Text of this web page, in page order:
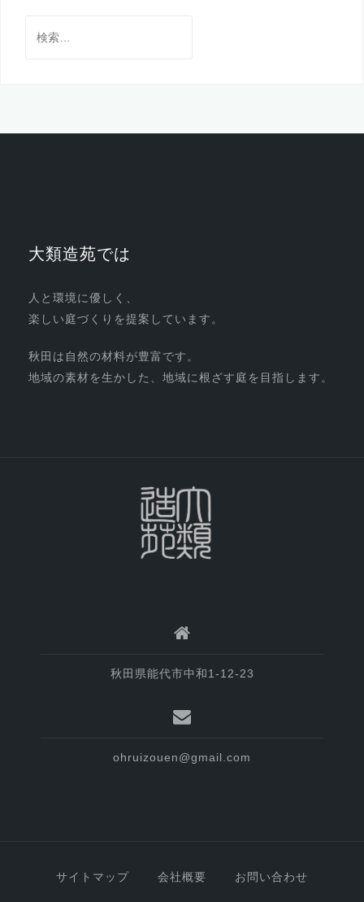
索:
大類造苑では
人と環境に優しく、
楽しい庭づくりを提案しています。
秋田は自然の材料が豊富です。
地域の素材を生かした、地域に根ざす庭を目指します。
秋田県能代市中和1-12-23
ohruizouen@gmail.com
サイトマップ 会社概要 お問い合わせ